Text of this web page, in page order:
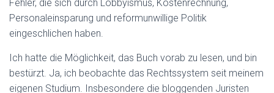
Fehler, die sich durch Lobbyismus, Kostenrechnung,
Personaleinsparung und reformunwillige Politik
eingeschlichen haben.
Ich hatte die Möglichkeit, das Buch vorab zu lesen, und bin
bestürzt. Ja, ich beobachte das Rechtssystem seit meinem
eigenen Studium. Insbesondere die bloggenden Juristen